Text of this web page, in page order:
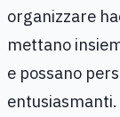
organizzare
mettano
e possano